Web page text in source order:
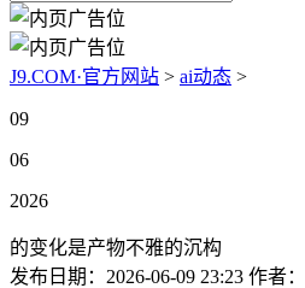
J9.COM·官方网站 > ai动态 >
09
06
2026
的变化是产物不雅的沉构
发布日期： 2026-06-09 23:23 作者：